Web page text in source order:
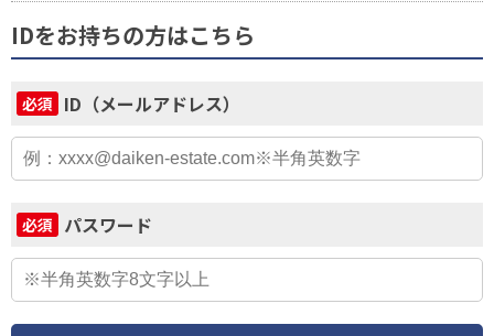
IDをお持ちの方はこちら
必須 ID（メールアドレス）
必須 パスワード